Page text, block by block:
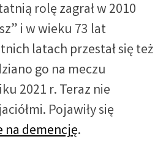
rolę zagrał w 2010
i w wieku 73 lat
latach przestał się też
go na meczu
2021 r. Teraz nie
Pojawiły się
demencję.